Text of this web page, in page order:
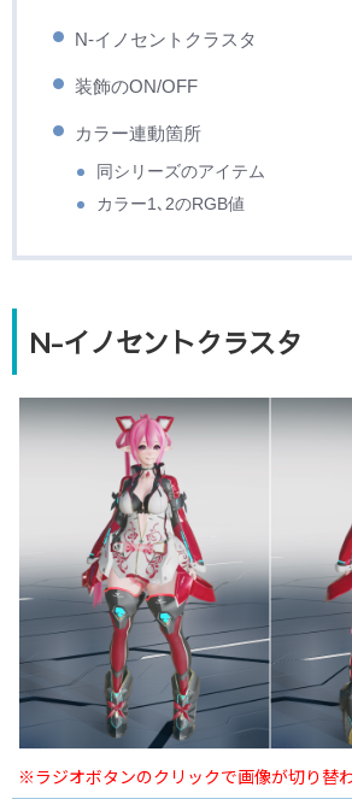
N-イノセントクラスタ
装飾のON/OFF
カラー連動箇所
同シリーズのアイテム
カラー1､2のRGB値
N-イノセントクラスタ
※ラジオボタンのクリックで画像が切り替